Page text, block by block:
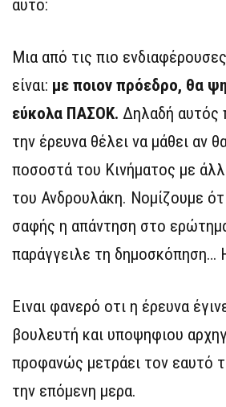
αυτό:
Μια από τις πιο
είναι: με ποιον πρόεδρο, θα
εύκολα ΠΑΣΟΚ. Δηλαδή αυτός
την έρευνα θέλει να μάθει αν
ποσοστά του Κινήματος με
του Ανδρουλάκη. Νομίζουμε
σαφής η απάντηση στο
παράγγειλε τη δημοσκόπηση…
Ειναι φανερό οτι η έρευνα
βουλευτή και υποψηφιου
προφανώς μετράει τον εαυτό
την επόμενη μερα.